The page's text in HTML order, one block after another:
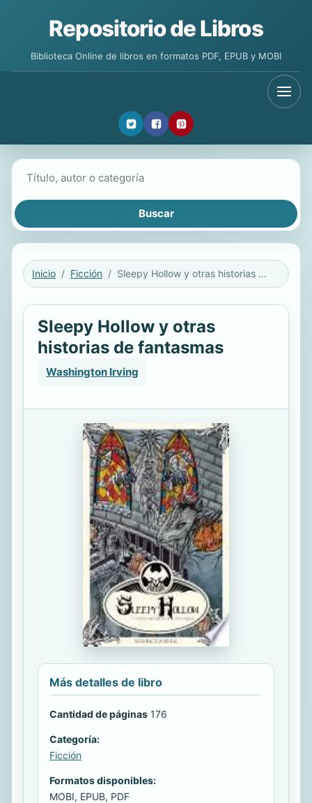
Repositorio de Libros
Biblioteca Online de libros en formatos PDF, EPUB y MOBI
Inicio Ficción Sleepy Hollow y otras historias de fantasmas
Sleepy Hollow y otras
historias de fantasmas
Washington Irving
Más detalles de libro
Cantidad de páginas 176
Categoría:
Ficción
Formatos disponibles:
MOBI, EPUB, PDF